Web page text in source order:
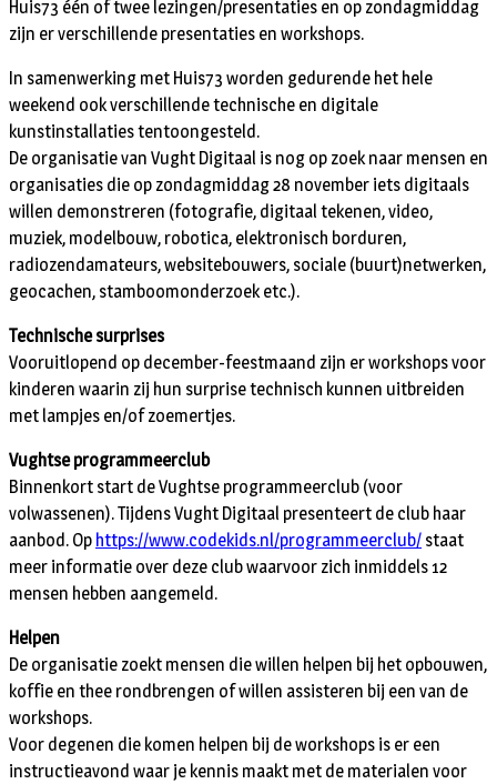
Huis73 één of twee lezingen/presentaties en op zondagmiddag
zijn er verschillende presentaties en workshops.
In samenwerking met Huis73 worden gedurende het hele
weekend ook verschillende technische en digitale
kunstinstallaties tentoongesteld.
De organisatie van Vught Digitaal is nog op zoek naar mensen en
organisaties die op zondagmiddag 28 november iets digitaals
willen demonstreren (fotografie, digitaal tekenen, video,
muziek, modelbouw, robotica, elektronisch borduren,
radiozendamateurs, websitebouwers, sociale (buurt)netwerken,
geocachen, stamboomonderzoek etc.).
Technische surprises
Vooruitlopend op december-feestmaand zijn er workshops voor
kinderen waarin zij hun surprise technisch kunnen uitbreiden
met lampjes en/of zoemertjes.
Vughtse programmeerclub
Binnenkort start de Vughtse programmeerclub (voor
volwassenen). Tijdens Vught Digitaal presenteert de club haar
aanbod. Op https://www.codekids.nl/programmeerclub/ staat
meer informatie over deze club waarvoor zich inmiddels 12
mensen hebben aangemeld.
Helpen
De organisatie zoekt mensen die willen helpen bij het opbouwen,
koffie en thee rondbrengen of willen assisteren bij een van de
workshops.
Voor degenen die komen helpen bij de workshops is er een
instructieavond waar je kennis maakt met de materialen voor